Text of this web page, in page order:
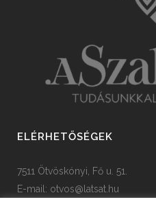
ELÉRHETŐSÉGEK
7511 Ötvöskónyi, Fő u. 51.
E-mail: otvos@latsat.hu